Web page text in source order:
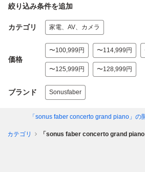
絞り込み条件を追加
カテゴリ 家電、AV、カメラ
価格
〜100,999円 〜114,999円
〜125,999円 〜128,999円
ブランド Sonusfaber
「sonus faber concerto grand piano」 の
カテゴリ 「sonus faber concerto grand